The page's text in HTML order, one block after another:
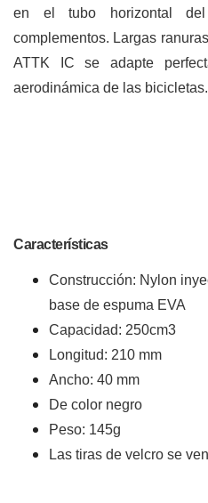
en el tubo horizontal
complementos. Largas
ATTK IC se adapte
aerodinámica de las bicicletas.
Características
Construcción: Nylon
base de espuma EVA
Capacidad: 250cm3
Longitud: 210 mm
Ancho: 40 mm
De color negro
Peso: 145g
Las tiras de velcro se